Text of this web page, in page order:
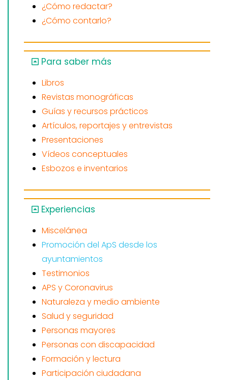
¿Cómo redactar?
¿Cómo contarlo?
Para saber más
Libros
Revistas monográficas
Guías y recursos prácticos
Artículos, reportajes y entrevistas
Presentaciones
Vídeos conceptuales
Esbozos e inventarios
Experiencias
Miscelánea
Promoción del ApS desde los
ayuntamientos
Testimonios
APS y Coronavirus
Naturaleza y medio ambiente
Salud y seguridad
Personas mayores
Personas con discapacidad
Formación y lectura
Participación ciudadana